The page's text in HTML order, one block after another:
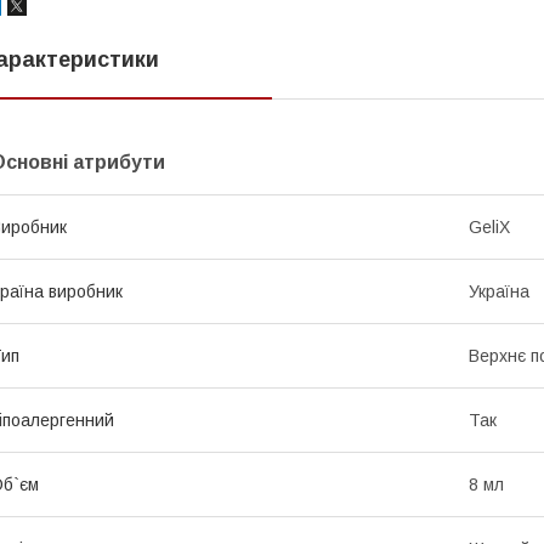
атрибути
GeliX
виробник Україна
Верхнє
Так
8 мл